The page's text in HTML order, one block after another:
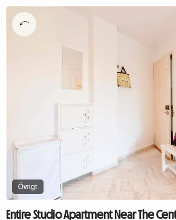
Övrigt
Entire Studio Apartment Near The